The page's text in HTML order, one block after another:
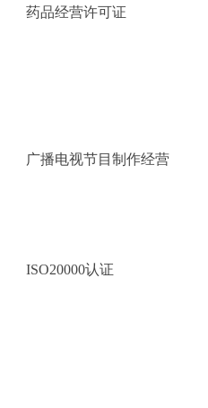
药品经营许可证
广播电视节目制作经营
ISO20000认证